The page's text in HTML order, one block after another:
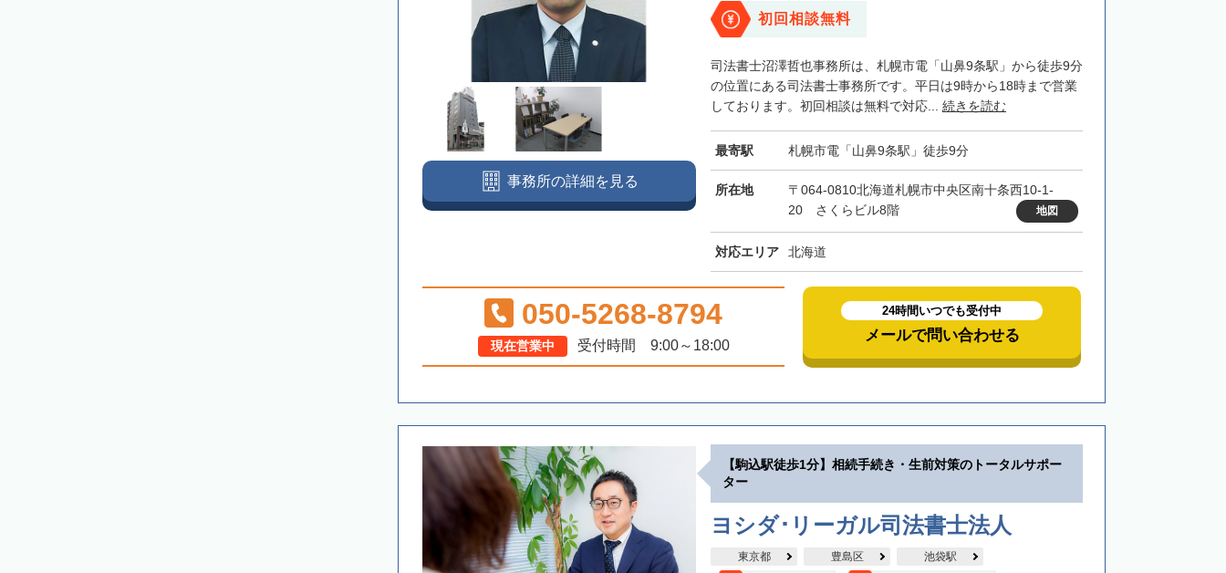
初回相談無料
司法書士沼澤哲也事務所は、札幌市電「山鼻9条駅」から徒歩9分
の位置にある司法書士事務所です。平日は9時から18時まで営業
しております。初回相談は無料で対応... 続きを読む
最寄駅 札幌市電「山鼻9条駅」徒歩9分
所在地
〒064-0810北海道札幌市中央区南十条西10-1-
20 さくらビル8階
地図
対応エリア 北海道
事務所の詳細を見る
050-5268-8794
現在営業中 受付時間 9:00～18:00
24時間いつでも受付中
メールで問い合わせる
【駒込駅徒歩1分】相続手続き・生前対策のトータルサポー
ター
ヨシダ･リーガル司法書士法人
東京都 豊島区 池袋駅